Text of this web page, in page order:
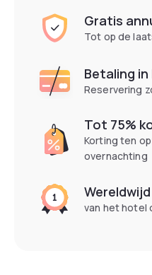
Gratis
Tot op de
Betaling
Reservering
Tot 75%
Korting ten
overnachting
van het hotel